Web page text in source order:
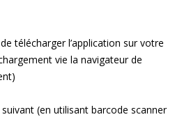
télécharger l’application sur votre
vie la navigateur de
(en utilisant barcode scanner